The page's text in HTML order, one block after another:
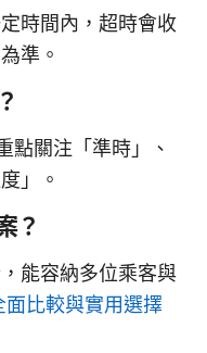
時間內，超時會收
準。
點關注「準時」、
」。
？
能容納多位乘客與
比較與實用選擇